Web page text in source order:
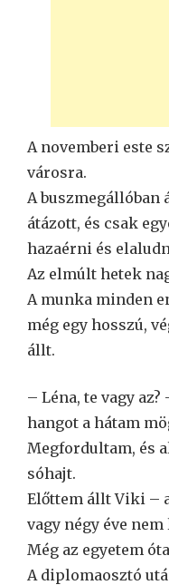
A novemberi este
városra.
A buszmegállóban
átázott, és csak
hazaérni és
Az elmúlt hetek
A munka minden
még egy hosszú,
állt.
– Léna, te vagy
hangot a hátam
Megfordultam, és
sóhajt.
Előttem állt Viki –
vagy négy éve nem
Még az egyetem
A diplomaosztó